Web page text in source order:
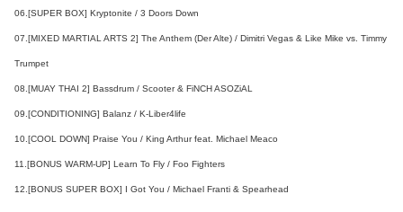
06.[SUPER BOX] Kryptonite / 3 Doors Down
07.[MIXED MARTIAL ARTS 2] The Anthem (Der Alte) / Dimitri Vegas & Like Mike vs. Timmy
Trumpet
08.[MUAY THAI 2] Bassdrum / Scooter & FiNCH ASOZiAL
09.[CONDITIONING] Balanz / K-Liber4life
10.[COOL DOWN] Praise You / King Arthur feat. Michael Meaco
11.[BONUS WARM-UP] Learn To Fly / Foo Fighters
12.[BONUS SUPER BOX] I Got You / Michael Franti & Spearhead